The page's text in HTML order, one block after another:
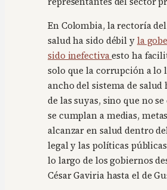
En Colombia, la rectoría
salud ha sido débil y la
sido inefectivaesto ha
solo que la corrupción a lo
ancho del sistema de salud
de las suyas, sino que no
se cumplan a medias,
alcanzar en salud dentro
legal y las políticas
lo largo de los gobiernos
César Gaviria hasta el de